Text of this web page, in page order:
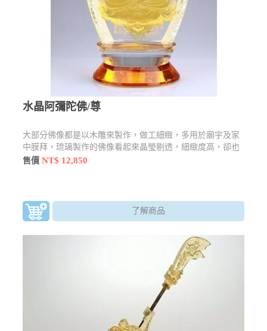
水晶阿彌陀佛/尊
大部分佛像都是以木雕來製作，做工細緻，多用於廟宇及家
中膜拜，琉璃製作的佛像看起來晶瑩剔透，細緻度高，卻也
不失莊嚴感，還有許多型態及樣貌
售價NT$ 12,850
了解商品